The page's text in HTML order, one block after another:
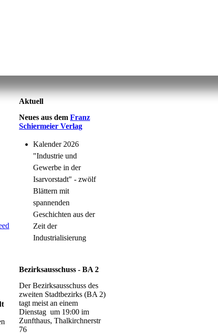
Aktuell
Neues aus dem Franz
Schiermeier Verlag
Kalender 2026
"Industrie und
Gewerbe in der
Isarvorstadt" - zwölf
Blättern mit
spannenden
Geschichten aus der
Zeit der
Industrialisierung
Bezirksausschuss - BA 2
Der Bezirksausschuss des
zweiten Stadtbezirks (BA 2)
tagt meist an einem
Dienstag um 19:00 im
Zunfthaus, Thalkirchnerstr
76